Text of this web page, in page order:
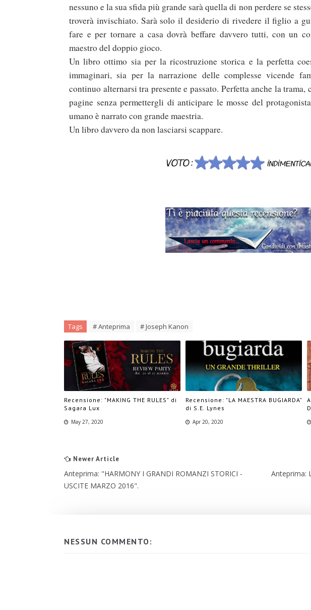
nessuno e la sua sfida più grande sarà quella di non perdere se
troverà invischiato. Sarà solo il desiderio di rivedere il figlio a
fare e per tornare a casa dovrà beffare davvero tutti, con un
maestro del doppio gioco.
Un libro ottimo sia per la ricostruzione storica e la perfetta
immaginari, sia per la narrazione delle complesse vicende
continuo alternarsi tra presente e passato. Perfetta anche la
pagine senza permettergli di anticipare le mosse del
umano è narrato con grande maestria.
Un libro davvero da non lasciarsi scappare.
Tags # Anteprima # Joseph Kanon
Recensione: "MAKING THE RULES" di
Sagara Lux
May 27, 2020
Recensione: "LA MAESTRA BUGIARDA"
di S.E. Lynes
Apr 20, 2020
Newer Article
Anteprima: "HARMONY I GRANDI ROMANZI STORICI -
USCITE MARZO 2016".
Anteprima:
NESSUN COMMENTO: